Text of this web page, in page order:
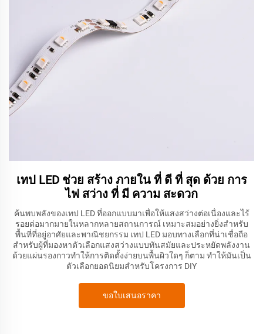
เทป LED ช่วย สร้าง ภายใน ที่ ดี ที่ สุด ด้วย การ
ไฟ สว่าง ที่ มี ความ สะดวก
ค้นพบพลังของเทป LED ที่ออกแบบมาเพื่อให้แสงสว่างต่อเนื่องและไร้
รอยต่อมากมายในหลากหลายสถานการณ์ เหมาะสมอย่างยิ่งสำหรับ
พื้นที่ที่อยู่อาศัยและพาณิชยกรรม เทป LED มอบทางเลือกที่น่าเชื่อถือ
สำหรับผู้ที่มองหาตัวเลือกแสงสว่างแบบทันสมัยและประหยัดพลังงาน
ด้วยแผ่นรองกาวทำให้การติดตั้งง่ายบนพื้นผิวใดๆ ก็ตาม ทำให้มันเป็น
ตัวเลือกยอดนิยมสำหรับโครงการ DIY
ขอใบเสนอราคา